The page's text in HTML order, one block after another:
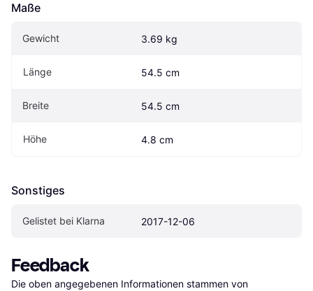
Maße
Gewicht 3.69 kg
Länge 54.5 cm
Breite 54.5 cm
Höhe 4.8 cm
Sonstiges
Gelistet bei Klarna 2017-12-06
Feedback
Die oben angegebenen Informationen stammen von